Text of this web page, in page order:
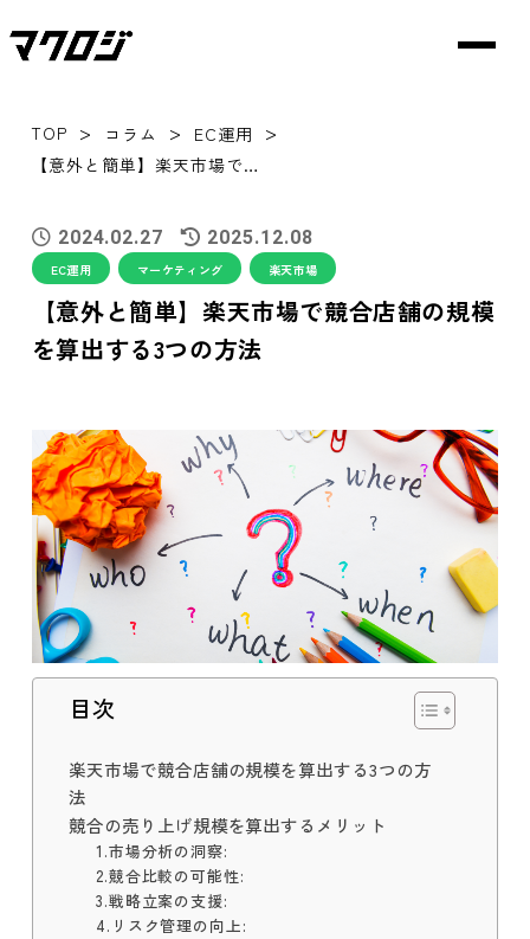
TOP > コラム > EC運用 >
【意外と簡単】楽天市場で競合店舗の規模を算出する3つの方法
2024.02.27 2025.12.08
EC運用 マーケティング 楽天市場
【意外と簡単】楽天市場で競合店舗の規模
を算出する3つの方法
目次
楽天市場で競合店舗の規模を算出する3つの方
法
競合の売り上げ規模を算出するメリット
1.市場分析の洞察:
2.競合比較の可能性:
3.戦略立案の支援:
4.リスク管理の向上: